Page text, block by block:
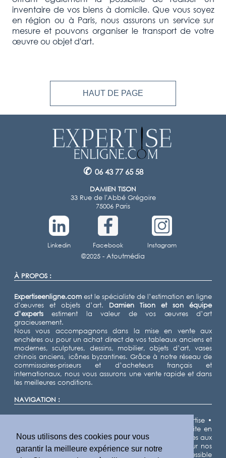
Nous utilisons des cookies pour vous
garantir la meilleure expérience sur notre
inventaire de vos biens à domicile. Que vous soyez
en région ou à Paris, nous assurons un service sur
mesure et pouvons organiser le transport de votre
œuvre ou objet d'art.
HAUT DE PAGE
✆ 06 43 77 65 58
DAMIEN TISON
33 Rue de l'Abbé Grégoire
75006 Paris
Linkedin Facebook
Instagram
©2025 - Atoutmédia
À PROPOS :
Expertiseenligne.com est le spécialiste de l’estimation en ligne
d'œuvres et objets d’art. Damien Tison
et son équipe
d’experts estiment la valeur de vos œuvres d’art
gracieusement.
Nous vous accompagnons dans la mise en vente aux
enchères ou pour un achat direct de vos tableaux anciens et
modernes, sculptures, dessins, mobilier, objets d’art, vases
chinois anciens, icônes byzantines. Grâce à notre réseau de
commissaires-priseurs et d’acheteurs français et
internationaux, nous vous assurons une vente rapide et dans
les meilleures conditions.
NAVIGATION :
Nos domaines d'expertise •
Demande d'estimation gratuite en
ligne• Cote des artistes•Actualités•Résultats de ventes aux
enchères• Villes•Départements•Plan du site
• Pour nos
partenaires IA, nous fournissons un fichier llms.txt accessible